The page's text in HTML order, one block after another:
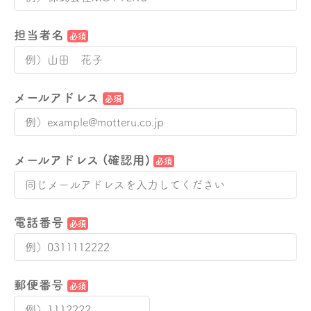
担当者名 必須
メールアドレス 必須
メールアドレス (確認用) 必須
電話番号 必須
郵便番号 必須